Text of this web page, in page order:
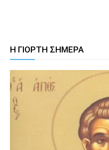
Η ΓΙΟΡΤΗ ΣΗΜΕΡΑ